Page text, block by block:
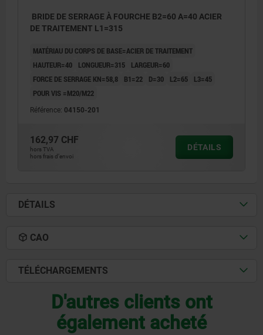
BRIDE DE SERRAGE À FOURCHE B2=60 A=40 ACIER
DE TRAITEMENT L1=315
MATÉRIAU DU CORPS DE BASE=ACIER DE TRAITEMENT
HAUTEUR=40
LONGUEUR=315
LARGEUR=60
FORCE DE SERRAGE KN=58,8
B1=22 D=30 L2=65
L3=45
POUR VIS =M20/M22
Référence: 04150-201
162,97 CHF
hors TVA
hors frais d’envoi
DÉTAILS
DÉTAILS
CAO
TÉLÉCHARGEMENTS
D'autres clients ont
également acheté